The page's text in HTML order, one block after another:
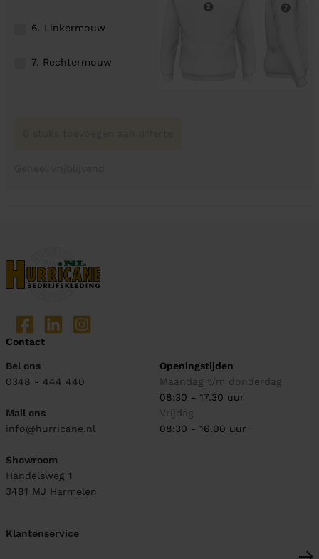
6. Linkermouw
7. Rechtermouw
Contact
Bel ons
0348 - 444 440
Mail ons
info@hurricane.nl
Showroom
Handelsweg 1
3481 MJ Harmelen
Openingstijden
Maandag t/m donderdag
08:30 - 17.30 uur
Vrijdag
08:30 - 16.00 uur
Klantenservice